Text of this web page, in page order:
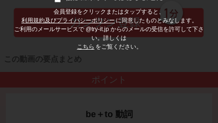
会員登録をクリックまたはタップすると、
利用規約及びプライバシーポリシー に同意したものとみなします。
ご利用のメールサービスで @try-it.jp からのメールの受信を許可して下さ
い。詳しくは
こちら をご覧ください。
この動画の要点まとめ
ポイント
be＋to 動詞